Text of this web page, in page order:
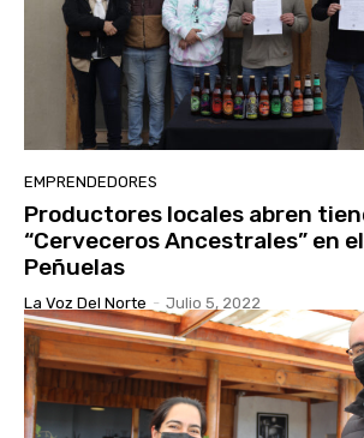
EMPRENDEDORES
Productores locales abren
“Cerveceros Ancestrales” en
Peñuelas
La Voz Del Norte - Julio 5, 2022